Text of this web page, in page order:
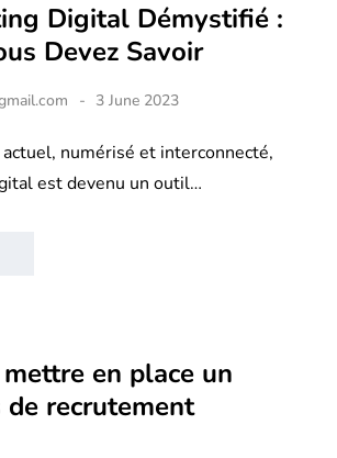
Digital Démystifié :
Devez Savoir
3 June 2023
numérisé et interconnecté,
est devenu un outil…
en place un
de recrutement